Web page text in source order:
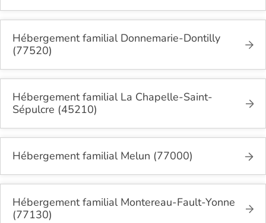
Hébergement familial Donnemarie-Dontilly
(77520)
Hébergement familial La Chapelle-Saint-
Sépulcre (45210)
Hébergement familial Melun (77000)
Hébergement familial Montereau-Fault-Yonne
(77130)